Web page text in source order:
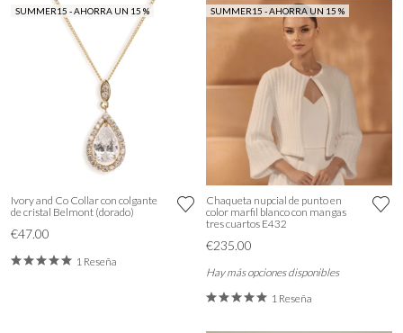
SUMMER15 - AHORRA UN 15 %
Ivory and Co Collar con colgante
de cristal Belmont (dorado)
€47.00
1 Reseña
SUMMER15 - AHORRA UN 15 %
Chaqueta nupcial de punto en
color marfil blanco con mangas
tres cuartos E432
€235.00
Hay más opciones disponibles
1 Reseña